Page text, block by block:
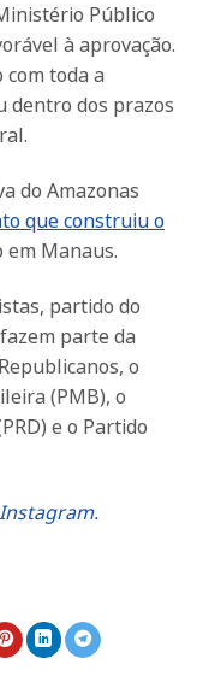
Público
à aprovação.
toda a
dentro dos prazos
do Amazonas
que construiu o
em Manaus.
partido do
parte da
o
(PMB), o
e o Partido